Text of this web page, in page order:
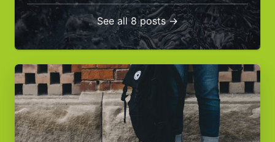
See all 8 posts →